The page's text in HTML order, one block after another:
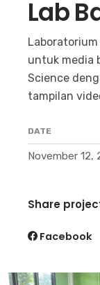
Lab
untuk media
Science
tampilan
DATE
November 12,
Share
Facebook